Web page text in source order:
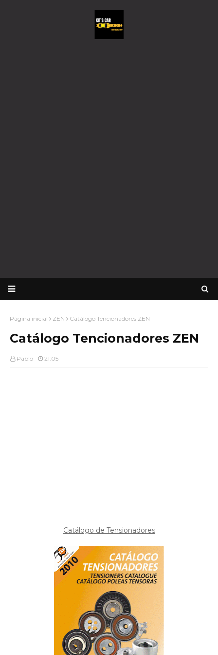
Página inicial ZEN Catálogo Tencionadores ZEN
Catálogo Tencionadores ZEN
Pablo 21:05
Catálogo de Tensionadores